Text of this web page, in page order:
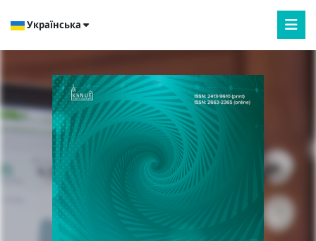
Українська